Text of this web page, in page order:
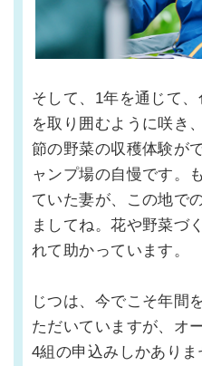
そして、1年を通じて
を取り囲むように咲き
節の野菜の収穫体験が
ャンプ場の自慢です。
ていた妻が、この地で
ましてね。花や野菜づ
れて助かっています。
じつは、今でこそ年間
ただいていますが、オ
4組の申込みしかありま